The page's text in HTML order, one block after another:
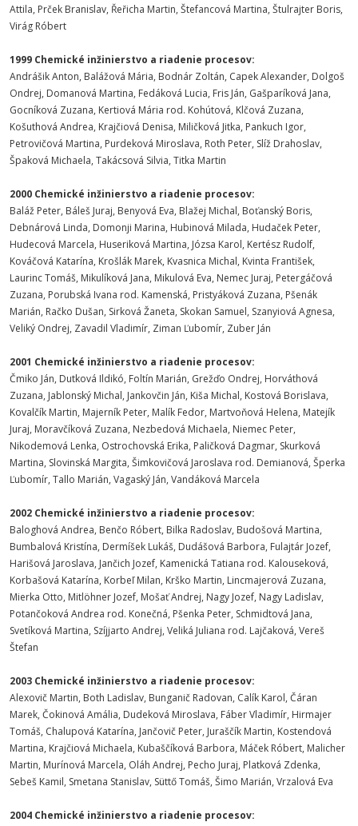
Attila, Prček Branislav, Řeřicha Martin, Štefancová Martina, Štulrajter Boris,
Virág Róbert
1999 Chemické inžinierstvo a riadenie procesov:
Andrášik Anton, Balážová Mária, Bodnár Zoltán, Capek Alexander, Dolgoš
Ondrej, Domanová Martina, Fedáková Lucia, Fris Ján, Gašparíková Jana,
Gocníková Zuzana, Kertiová Mária rod. Kohútová, Klčová Zuzana,
Košuthová Andrea, Krajčiová Denisa, Miličková Jitka, Pankuch Igor,
Petrovičová Martina, Purdeková Miroslava, Roth Peter, Slíž Drahoslav,
Špaková Michaela, Takácsová Silvia, Titka Martin
2000 Chemické inžinierstvo a riadenie procesov:
Baláž Peter, Báleš Juraj, Benyová Eva, Blažej Michal, Boťanský Boris,
Debnárová Linda, Domonji Marina, Hubinová Milada, Hudaček Peter,
Hudecová Marcela, Huseriková Martina, Józsa Karol, Kertész Rudolf,
Kováčová Katarína, Krošlák Marek, Kvasnica Michal, Kvinta František,
Laurinc Tomáš, Mikulíková Jana, Mikulová Eva, Nemec Juraj, Petergáčová
Zuzana, Porubská Ivana rod. Kamenská, Pristyáková Zuzana, Pšenák
Marián, Račko Dušan, Sirková Žaneta, Skokan Samuel, Szanyiová Agnesa,
Veliký Ondrej, Zavadil Vladimír, Ziman Ľubomír, Zuber Ján
2001 Chemické inžinierstvo a riadenie procesov:
Čmiko Ján, Dutková Ildikó, Foltín Marián, Grežďo Ondrej, Horváthová
Zuzana, Jablonský Michal, Jankovčin Ján, Kiša Michal, Kostová Borislava,
Kovalčík Martin, Majerník Peter, Malík Fedor, Martvoňová Helena, Matejík
Juraj, Moravčíková Zuzana, Nezbedová Michaela, Niemec Peter,
Nikodemová Lenka, Ostrochovská Erika, Paličková Dagmar, Skurková
Martina, Slovinská Margita, Šimkovičová Jaroslava rod. Demianová, Šperka
Ľubomír, Tallo Marián, Vagaský Ján, Vandáková Marcela
2002 Chemické inžinierstvo a riadenie procesov:
Baloghová Andrea, Benčo Róbert, Bilka Radoslav, Budošová Martina,
Bumbalová Kristína, Dermíšek Lukáš, Dudášová Barbora, Fulajtár Jozef,
Harišová Jaroslava, Jančich Jozef, Kamenická Tatiana rod. Kalouseková,
Korbašová Katarína, Korbeľ Milan, Krško Martin, Lincmajerová Zuzana,
Mierka Otto, Mitlöhner Jozef, Mošať Andrej, Nagy Jozef, Nagy Ladislav,
Potančoková Andrea rod. Konečná, Pšenka Peter, Schmidtová Jana,
Svetíková Martina, Szíjjarto Andrej, Veliká Juliana rod. Lajčaková, Vereš
Štefan
2003 Chemické inžinierstvo a riadenie procesov:
Alexovič Martin, Both Ladislav, Bunganič Radovan, Calík Karol, Čáran
Marek, Čokinová Amália, Dudeková Miroslava, Fáber Vladimír, Hirmajer
Tomáš, Chalupová Katarína, Jančovič Peter, Juraščík Martin, Kostendová
Martina, Krajčiová Michaela, Kubaščíková Barbora, Máček Róbert, Malicher
Martin, Murínová Marcela, Oláh Andrej, Pecho Juraj, Platková Zdenka,
Sebeš Kamil, Smetana Stanislav, Süttő Tomáš, Šimo Marián, Vrzalová Eva
2004 Chemické inžinierstvo a riadenie procesov: